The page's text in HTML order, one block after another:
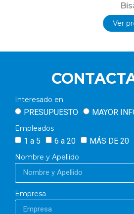
Bisagra
Ver producto
Interesado en
PRESUPUESTO MAYOR
Empleados
1 a 5 6 a 20 MÁS DE 20
Nombre y Apellido
Empresa